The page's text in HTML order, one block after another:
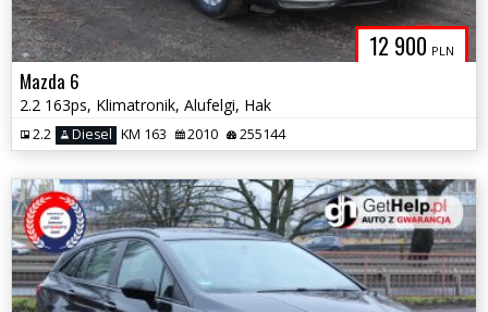
12 900 PLN
Mazda 6
2.2 163ps, Klimatronik, Alufelgi, Hak
2.2 Diesel KM 163 2010 255144